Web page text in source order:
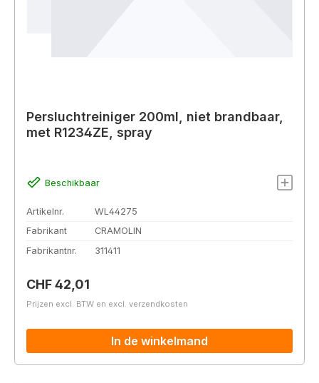
Persluchtreiniger 200ml, niet brandbaar,
met R1234ZE, spray
Beschikbaar
Artikelnr.
WL44275
Fabrikant
CRAMOLIN
Fabrikantnr.
311411
Normale prijs:
CHF 42,01
Prijzen excl. BTW en excl. verzendkosten
In de winkelmand